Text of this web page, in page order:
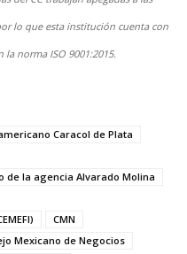
lo que esta institución cuenta con
norma ISO 9001:2015.
Caracol de Plata
de la agencia Alvarado Molina
CMN
Mexicano de Negocios